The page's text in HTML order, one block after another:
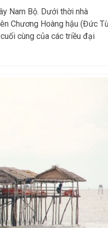
Nam Bộ. Dưới thời nhà
Chương Hoàng hậu (Đức
cùng của các triều đại